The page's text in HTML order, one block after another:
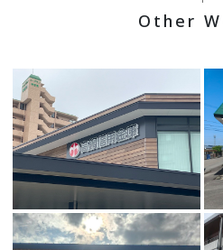
Other